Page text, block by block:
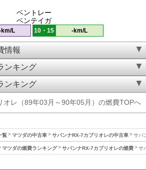
ベントレー
ベンテイガ
km/L 10・15 -km/L
情報
ンキング
ンキング
レ（89年03月～90年05月）の燃費TOPへ
覧 マツダの中古車 サバンナRX-7カブリオレの中古車 サバ
マツダの燃費ランキング サバンナRX-7カブリオレの燃費 サ